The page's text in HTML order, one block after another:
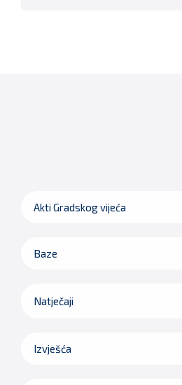
Akti Gradskog vijeća
Baze
Natječaji
Izvješća